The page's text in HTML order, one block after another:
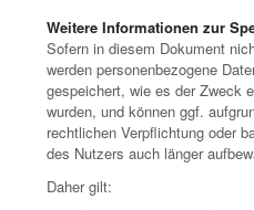
Weitere Informationen zur
Sofern in diesem Dokument
werden personenbezogene
gespeichert, wie es der Zweck
wurden, und können ggf.
rechtlichen Verpflichtung oder
des Nutzers auch länger
Daher gilt: